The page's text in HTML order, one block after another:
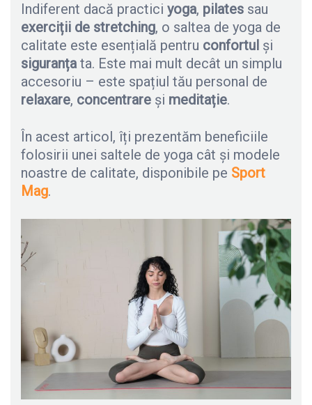
Indiferent dacă practici yoga, pilates sau
exerciții de stretching, o saltea de yoga de
calitate este esențială pentru confortul și
siguranța ta. Este mai mult decât un simplu
accesoriu – este spațiul tău personal de
relaxare, concentrare și meditație.
În acest articol, îți prezentăm beneficiile
folosirii unei saltele de yoga cât și modele
noastre de calitate, disponibile pe Sport
Mag.